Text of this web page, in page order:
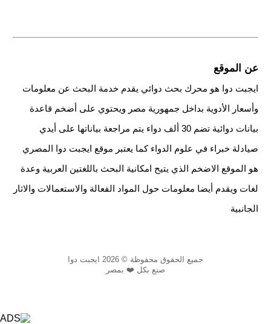
عن الموقع
ايجبت دوا هو محرك بحث دوائي يقدم خدمة البحث عن معلومات
وأسعار الأدوية بداخل جمهورية مصر ويحتوي على أضخم قاعدة
بيانات دوائية تضم 30 ألف دواء يتم مراجعة بياناتها على أيدي
صيادلة خبراء في علوم الدواء كما يعتبر موقع ايجبت دوا المصري
هو الموقع الاضخم الذي يتيح امكانية البحث باللغتين العربية وعدة
لغات ويقدم أيضا معلومات حول المواد الفعالة والاستعمالات والاثار
الجانبية
جميع الحقوق محفوظة © 2026 ايجبت دوا
صنع بكل ❤️ بمصر